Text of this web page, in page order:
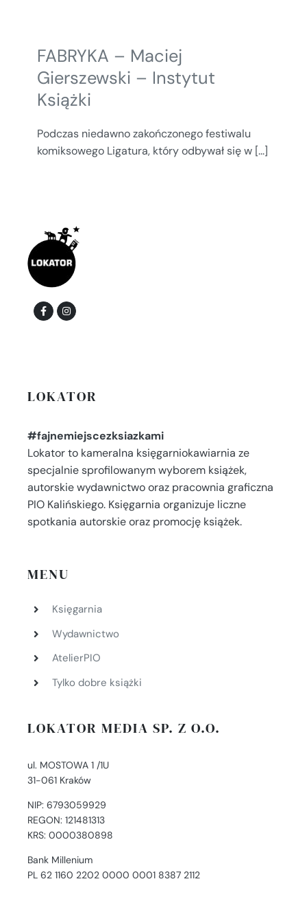
FABRYKA – Maciej
Gierszewski – Instytut
Książki
Podczas niedawno zakończonego festiwalu
komiksowego Ligatura, który odbywał się w [...]
LOKATOR
#fajnemiejscezksiazkami
Lokator to kameralna księgarniokawiarnia ze
specjalnie sprofilowanym wyborem książek,
autorskie wydawnictwo oraz pracownia graficzna
PIO Kalińskiego. Księgarnia organizuje liczne
spotkania autorskie oraz promocję książek.
MENU
Księgarnia
Wydawnictwo
AtelierPIO
Tylko dobre książki
LOKATOR MEDIA SP. Z O.O.
ul. MOSTOWA 1 /1U
31-061 Kraków
NIP: 6793059929
REGON: 121481313
KRS: 0000380898
Bank Millenium
PL 62 1160 2202 0000 0001 8387 2112